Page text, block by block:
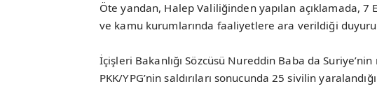
Öte yandan, Halep Valiliğinden yapılan açıklamada,
ve kamu kurumlarında faaliyetlere ara verildiği
İçişleri Bakanlığı Sözcüsü Nureddin Baba da
PKK/YPG’nin saldırıları sonucunda 25 sivilin